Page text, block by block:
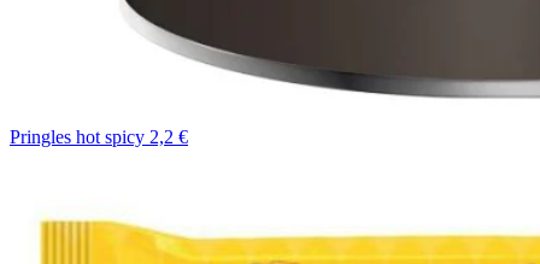
Pringles hot spicy 2,2 €